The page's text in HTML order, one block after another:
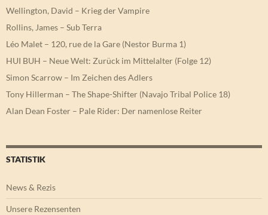
Wellington, David – Krieg der Vampire
Rollins, James – Sub Terra
Léo Malet – 120, rue de la Gare (Nestor Burma 1)
HUI BUH – Neue Welt: Zurück im Mittelalter (Folge 12)
Simon Scarrow – Im Zeichen des Adlers
Tony Hillerman – The Shape-Shifter (Navajo Tribal Police 18)
Alan Dean Foster – Pale Rider: Der namenlose Reiter
STATISTIK
News & Rezis
Unsere Rezensenten